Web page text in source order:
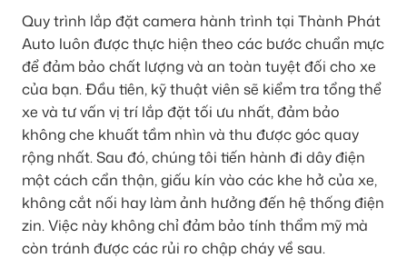
Quy trình lắp đặt camera hành trình tại Thành Phát
Auto luôn được thực hiện theo các bước chuẩn mực
để đảm bảo chất lượng và an toàn tuyệt đối cho xe
của bạn. Đầu tiên, kỹ thuật viên sẽ kiểm tra tổng thể
xe và tư vấn vị trí lắp đặt tối ưu nhất, đảm bảo
không che khuất tầm nhìn và thu được góc quay
rộng nhất. Sau đó, chúng tôi tiến hành đi dây điện
một cách cẩn thận, giấu kín vào các khe hở của xe,
không cắt nối hay làm ảnh hưởng đến hệ thống điện
zin. Việc này không chỉ đảm bảo tính thẩm mỹ mà
còn tránh được các rủi ro chập cháy về sau.